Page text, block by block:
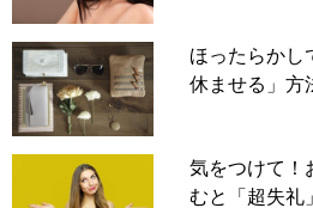
そうさま、ありがとう」と言って
多い人なら、それが当然なので、
ません。
▶実際に会った32歳女性の場合は
ほったらかし
休ませる」方
気をつけて！
むと「超失礼